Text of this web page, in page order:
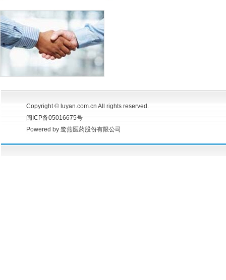
Copyright © luyan.com.cn All rights reserved.
闽ICP备05016675号
Powered by 鹭燕医药股份有限公司